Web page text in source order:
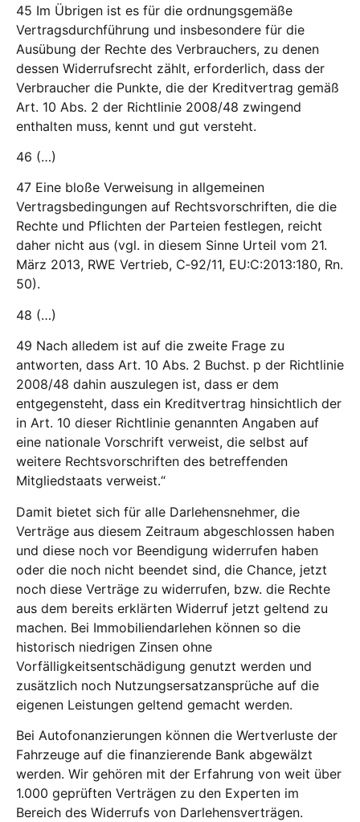
45 Im Übrigen ist es für die ordnungsgemäße
Vertragsdurchführung und insbesondere für die
Ausübung der Rechte des Verbrauchers, zu denen
dessen Widerrufsrecht zählt, erforderlich, dass der
Verbraucher die Punkte, die der Kreditvertrag gemäß
Art. 10 Abs. 2 der Richtlinie 2008/48 zwingend
enthalten muss, kennt und gut versteht.
46 (…)
47 Eine bloße Verweisung in allgemeinen
Vertragsbedingungen auf Rechtsvorschriften, die die
Rechte und Pflichten der Parteien festlegen, reicht
daher nicht aus (vgl. in diesem Sinne Urteil vom 21.
März 2013, RWE Vertrieb, C‑92/11, EU:C:2013:180, Rn.
50).
48 (…)
49 Nach alledem ist auf die zweite Frage zu
antworten, dass Art. 10 Abs. 2 Buchst. p der Richtlinie
2008/48 dahin auszulegen ist, dass er dem
entgegensteht, dass ein Kreditvertrag hinsichtlich der
in Art. 10 dieser Richtlinie genannten Angaben auf
eine nationale Vorschrift verweist, die selbst auf
weitere Rechtsvorschriften des betreffenden
Mitgliedstaats verweist.“
Damit bietet sich für alle Darlehensnehmer, die
Verträge aus diesem Zeitraum abgeschlossen haben
und diese noch vor Beendigung widerrufen haben
oder die noch nicht beendet sind, die Chance, jetzt
noch diese Verträge zu widerrufen, bzw. die Rechte
aus dem bereits erklärten Widerruf jetzt geltend zu
machen. Bei Immobiliendarlehen können so die
historisch niedrigen Zinsen ohne
Vorfälligkeitsentschädigung genutzt werden und
zusätzlich noch Nutzungsersatzansprüche auf die
eigenen Leistungen geltend gemacht werden.
Bei Autofonanzierungen können die Wertverluste der
Fahrzeuge auf die finanzierende Bank abgewälzt
werden. Wir gehören mit der Erfahrung von weit über
1.000 geprüften Verträgen zu den Experten im
Bereich des Widerrufs von Darlehensverträgen.